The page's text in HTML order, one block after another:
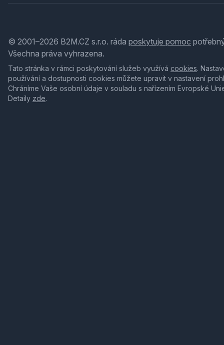
© 2001–2026 B2M.CZ s.r.o. ráda poskytuje pomoc
Všechna práva vyhrazena.
Tato stránka v rámci poskytování služeb využívá cookies.
používání a dostupnosti cookies můžete upravit v nastavení
Chráníme Vaše osobní údaje v souladu s nařízením Evropské
Detaily zde.